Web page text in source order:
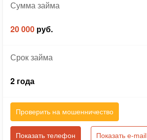
Суммазайма
20 000 руб.
Срокзайма
2 года
Проверить на мошенничество
Показать телефон Показать e-mail